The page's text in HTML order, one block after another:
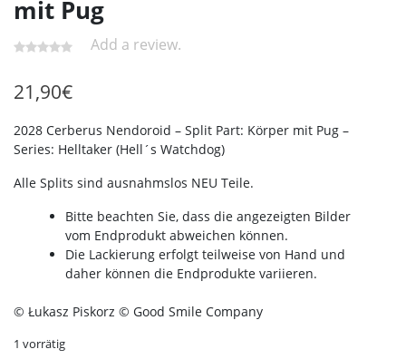
mit Pug
Add a review.
21,90€
2028 Cerberus Nendoroid – Split Part: Körper mit Pug –
Series: Helltaker (Hell´s Watchdog)
Alle Splits sind ausnahmslos NEU Teile.
Bitte beachten Sie, dass die angezeigten Bilder
vom Endprodukt abweichen können.
Die Lackierung erfolgt teilweise von Hand und
daher können die Endprodukte variieren.
© Łukasz Piskorz © Good Smile Company
1 vorrätig